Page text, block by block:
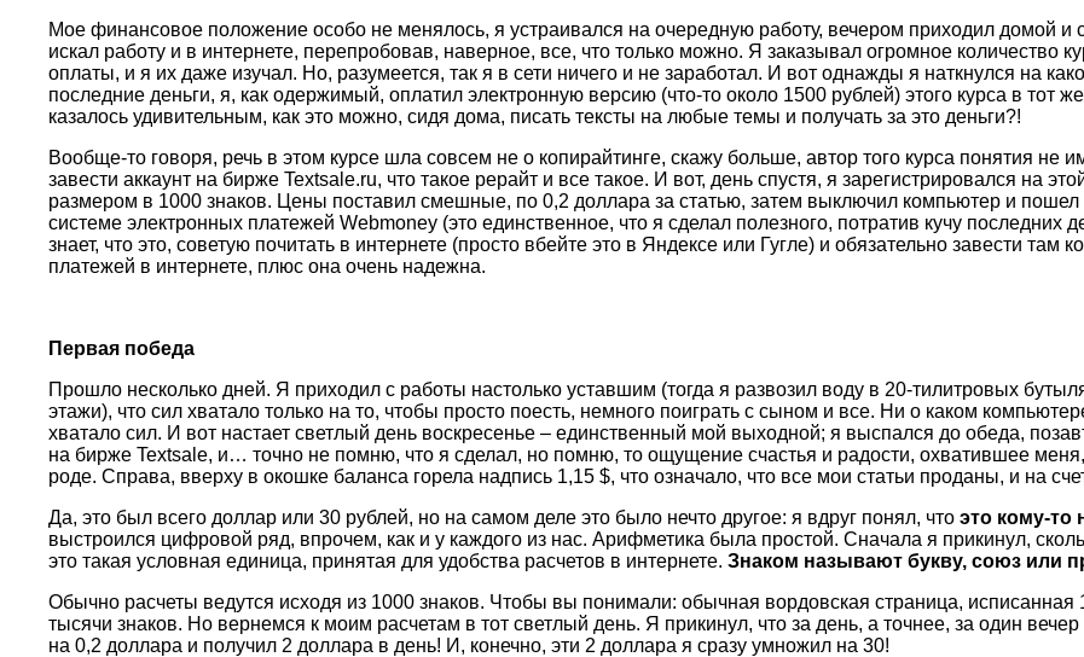
Мое финансовое положение особо не менялось, я устраивался на очередную работу, вечером приходил домой и
искал работу и в интернете, перепробовав, наверное, все, что только можно. Я заказывал огромное количество
оплаты, и я их даже изучал. Но, разумеется, так я в сети ничего и не заработал. И вот однажды я наткнулся на
последние деньги, я, как одержимый, оплатил электронную версию (что-то около 1500 рублей) этого курса в тот
казалось удивительным, как это можно, сидя дома, писать тексты на любые темы и получать за это деньги?!
Вообще-то говоря, речь в этом курсе шла совсем не о копирайтинге, скажу больше, автор того курса понятия не
завести аккаунт на бирже Textsale.ru, что такое рерайт и все такое. И вот, день спустя, я зарегистрировался на
размером в 1000 знаков. Цены поставил смешные, по 0,2 доллара за статью, затем выключил компьютер и
системе электронных платежей Webmoney (это единственное, что я сделал полезного, потратив кучу последних
знает, что это, советую почитать в интернете (просто вбейте это в Яндексе или Гугле) и обязательно завести
платежей в интернете, плюс она очень надежна.
Первая победа
Прошло несколько дней. Я приходил с работы настолько уставшим (тогда я развозил воду в 20-тилитровых
этажи), что сил хватало только на то, чтобы просто поесть, немного поиграть с сыном и все. Ни о каком
хватало сил. И вот настает светлый день воскресенье – единственный мой выходной; я выспался до обеда,
на бирже Textsale, и… точно не помню, что я сделал, но помню, то ощущение счастья и радости, охватившее
роде. Справа, вверху в окошке баланса горела надпись 1,15 $, что означало, что все мои статьи проданы, и на
Да, это был всего доллар или 30 рублей, но на самом деле это было нечто другое: я вдруг понял, что это кому-то
выстроился цифровой ряд, впрочем, как и у каждого из нас. Арифметика была простой. Сначала я прикинул,
это такая условная единица, принятая для удобства расчетов в интернете. Знаком называют букву, союз или
Обычно расчеты ведутся исходя из 1000 знаков. Чтобы вы понимали: обычная вордовская страница,
тысячи знаков. Но вернемся к моим расчетам в тот светлый день. Я прикинул, что за день, а точнее, за один
на 0,2 доллара и получил 2 доллара в день! И, конечно, эти 2 доллара я сразу умножил на 30!